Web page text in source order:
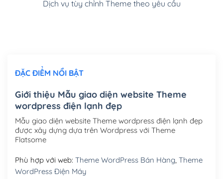
Cài đặt SMTP Mail cho site Wordpress(+100,000₫)
Mua thêm Host + Tên miền
Tên miền quốc tế .com .net .org (1 năm)
Tên miền Việt Nam .vn (1 năm)
Hosting 2GB SSD (1 năm)(+450,000₫)
Hosting 5GB SSD (1 năm)
Dịch vụ tùy chỉnh Theme theo yêu cầu
ĐẶC ĐIỂM NỔI BẬT
Giới thiệu Mẫu giao diện website Theme
wordpress điện lạnh đẹp
Mẫu giao diện website Theme wordpress điện lạnh đẹp
được xây dựng dựa trên Wordpress với Theme
Flatsome
Phù hợp với web: Theme WordPress Bán Hàng, Theme
WordPress Điện Máy